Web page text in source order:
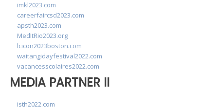
imkl2023.com
careerfaircsd2023.com
apsth2023.com
MedItRio2023.org
lcicon2023boston.com
waitangidayfestival2022.com
vacancesscolaires2022.com
MEDIA PARTNER II
isth2022.com